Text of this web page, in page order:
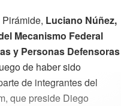
Luciano Núñez,
Mecanismo Federal
y Personas Defensoras
de haber sido
de integrantes del
que preside Diego